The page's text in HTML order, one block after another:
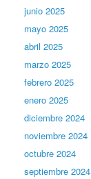
junio 2025
mayo 2025
abril 2025
marzo 2025
febrero 2025
enero 2025
diciembre 2024
noviembre 2024
octubre 2024
septiembre 2024